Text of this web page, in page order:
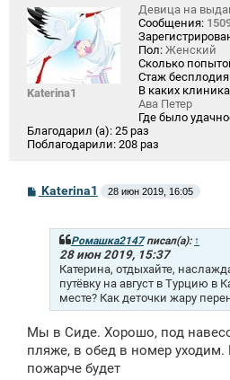
Katerina1
Девица на
Сообщения:
Пол: Женский
Сколько
Стаж
В каких
Ава Петер
Где было
Благодарил (а): 25 раз
Поблагодарили: 208 раз
С
о
Katerina1 28 июн 2019, 16:05
Ромашка2147писал(а): ↑
28 июн 2019, 15:37
Катерина, отдыхайте,
путёвку на август в Турцию в
месте? Как деточки жару
Мы в Сиде. Хорошо, под
пляже, в обед в номер уходим.
пожарче будет